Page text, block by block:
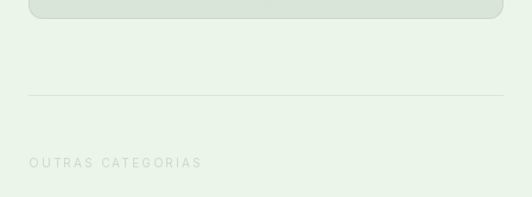
OUTRAS CATEGORIAS